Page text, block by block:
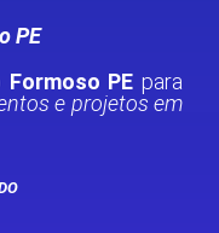
PE
Formoso PE para
e projetos em